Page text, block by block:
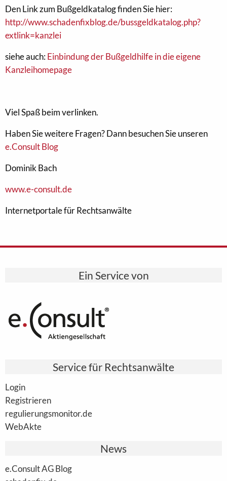
Den Link zum Bußgeldkatalog finden Sie hier:
http://www.schadenfixblog.de/bussgeldkatalog.php?
extlink=kanzlei
siehe auch:Einbindung der Bußgeldhilfe in die eigene
Kanzleihomepage
Viel Spaß beim verlinken.
Haben Sie weitere Fragen? Dann besuchen Sie unseren
e.Consult Blog
Dominik Bach
www.e-consult.de
Internetportale für Rechtsanwälte
Ein Service von
Service für Rechtsanwälte
Login
Registrieren
regulierungsmonitor.de
WebAkte
News
e.Consult AG Blog